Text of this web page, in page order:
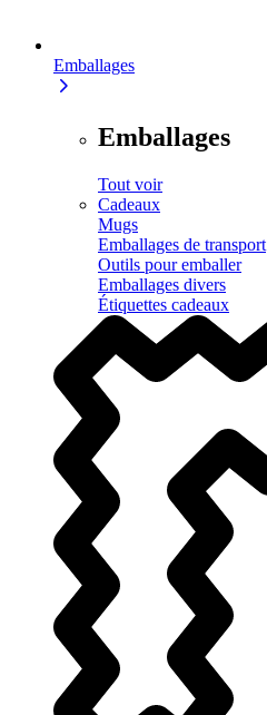
Emballages
Emballages
Tout voir
Cadeaux
Mugs
Emballages de transport
Outils pour emballer
Emballages divers
Étiquettes cadeaux